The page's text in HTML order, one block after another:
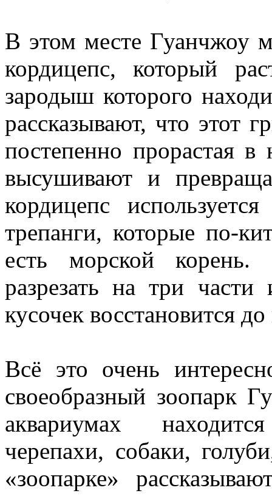
В этом месте Гуанчжоу
кордицепс, который
зародыш которого
рассказывают, что этот
постепенно прорастая
высушивают и
кордицепс
трепанги, которые по-
есть морской корень.
разрезать на три
кусочек восстановится
Всё это очень
своеобразный зоопарк
аквариумах
черепахи, собаки,
«зоопарке»